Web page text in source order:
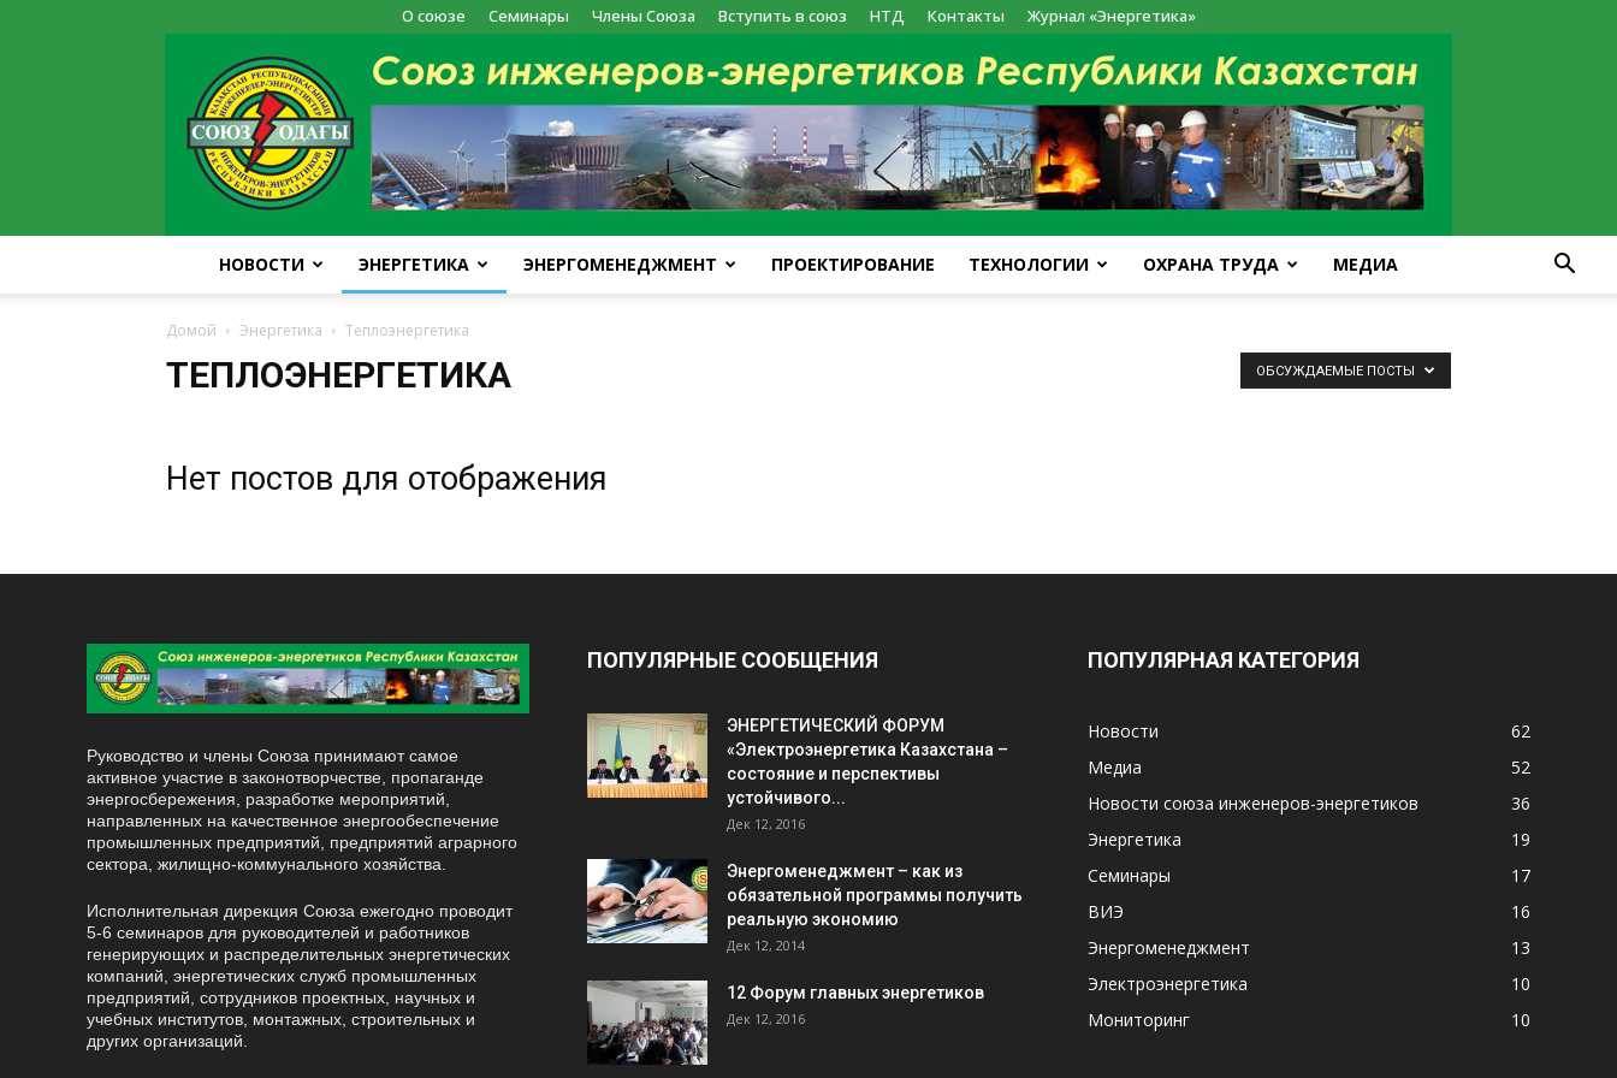
О союзе Семинары Члены Союза Вступить в союз НТД Контакты Журнал «Энергетика»
НОВОСТИ ЭНЕРГЕТИКА ЭНЕРГОМЕНЕДЖМЕНТ ПРОЕКТИРОВАНИЕ ТЕХНОЛОГИИ ОХРАНА ТРУДА МЕДИА
Домой Энергетика Теплоэнергетика
ТЕПЛОЭНЕРГЕТИКА ОБСУЖДАЕМЫЕ ПОСТЫ
Нет постов для отображения
Руководство и члены Союза принимают самое
активное участие в законотворчестве, пропаганде
энергосбережения, разработке мероприятий,
направленных на качественное энергообеспечение
промышленных предприятий, предприятий аграрного
сектора, жилищно-коммунального хозяйства.
Исполнительная дирекция Союза ежегодно проводит
5-6 семинаров для руководителей и работников
генерирующих и распределительных энергетических
компаний, энергетических служб промышленных
предприятий, сотрудников проектных, научных и
учебных институтов, монтажных, строительных и
других организаций.
ПОПУЛЯРНЫЕ СООБЩЕНИЯ
ЭНЕРГЕТИЧЕСКИЙ ФОРУМ
«Электроэнергетика Казахстана –
состояние и перспективы
устойчивого...
Дек 12, 2016
Энергоменеджмент – как из
обязательной программы получить
реальную экономию
Дек 12, 2014
12 Форум главных энергетиков
Дек 12, 2016
ПОПУЛЯРНАЯ КАТЕГОРИЯ
Новости
62
Медиа
52
Новости союза инженеров-энергетиков
36
Энергетика
19
Семинары
17
ВИЭ
16
Энергоменеджмент
13
Электроэнергетика
10
Мониторинг
10